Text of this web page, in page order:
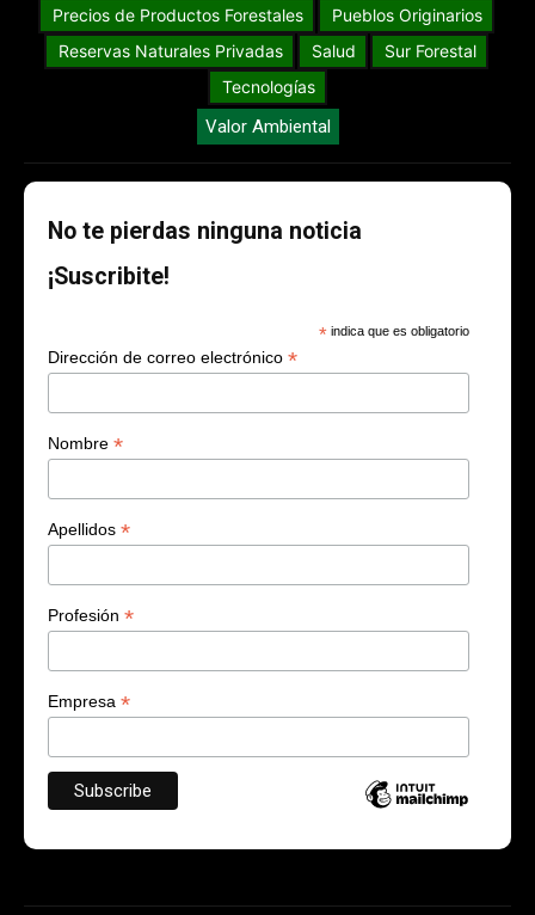
Precios de Productos Forestales
Pueblos Originarios
Reservas Naturales Privadas
Salud
Sur Forestal
Tecnologías
Valor Ambiental
No te pierdas ninguna noticia
¡Suscribite!
* indica que es obligatorio
Dirección de correo electrónico *
Nombre *
Apellidos *
Profesión *
Empresa *